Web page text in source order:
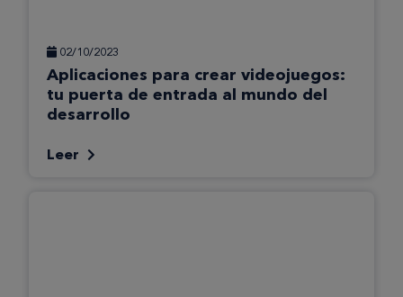
02/10/2023
Aplicaciones para crear videojuegos:
tu puerta de entrada al mundo del
desarrollo
Leer